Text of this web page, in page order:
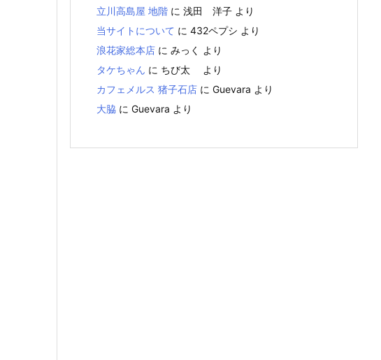
立川高島屋 地階 に 浅田 洋子 より
当サイトについて に 432ペプシ より
浪花家総本店 に みっく
より
タケちゃん に ちび太
より
カフェメルス 猪子石店 に Guevara より
大脇 に Guevara より